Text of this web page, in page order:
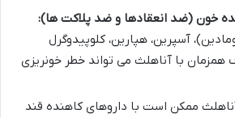
خون (ضد انعقادها و ضد پلاکت ها):
آسپرین، هپارین، کلوپیدوگرل
با آناهلث می تواند خطر خونریزی
ممکن است با داروهای کاهنده قند